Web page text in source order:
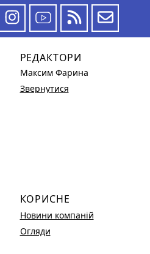
РЕДАКТОРИ
Максим Фарина
Звернутися
КОРИСНЕ
Новини компаній
Огляди